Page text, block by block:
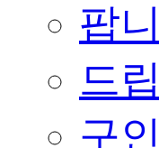
팝
드
구